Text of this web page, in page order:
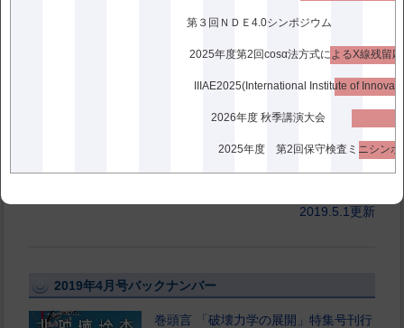
第３回ＮＤＥ4.0シンポジウム
2026年度 秋季講演大会
2025年度 第2回保守検査ミニシンポ
2019年5月号バックナンバー
巻頭言 「X 線CT の計測への応用」特
集号刊行にあたって 釜田 敏光 検
査対象物の内部を壊さずに検査すると
いう「非破壊検査」のために，超音
ーブが利用される。 その中の放射線
において […]
2019.5.1更新
2019年4月号バックナンバー
巻頭言 「破壊力学の展開」特集号刊行